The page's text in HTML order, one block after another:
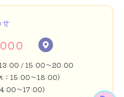
/ 15:00～20:00
：15:00～18:00）
～17:00）